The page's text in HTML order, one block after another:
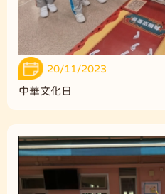
20/11/2023
中華文化日